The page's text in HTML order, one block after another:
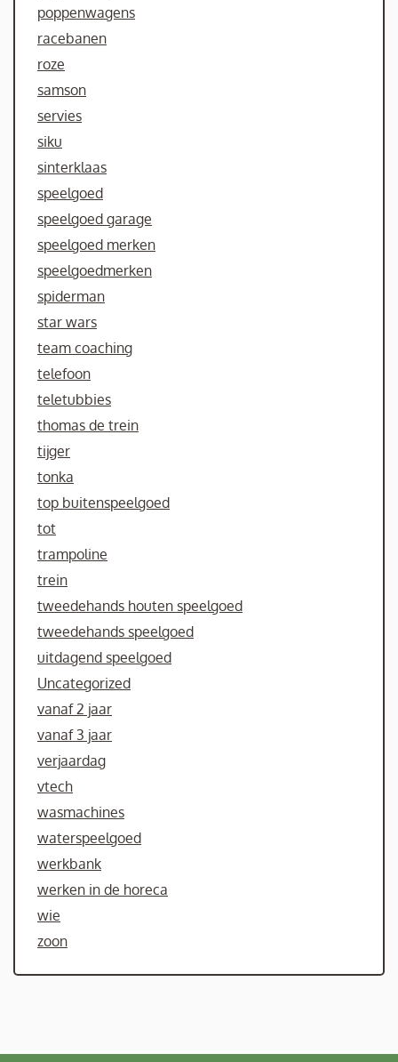
poppenwagens
racebanen
roze
samson
servies
siku
sinterklaas
speelgoed
speelgoed garage
speelgoed merken
speelgoedmerken
spiderman
star wars
team coaching
telefoon
teletubbies
thomas de trein
tijger
tonka
top buitenspeelgoed
tot
trampoline
trein
tweedehands houten speelgoed
tweedehands speelgoed
uitdagend speelgoed
Uncategorized
vanaf 2 jaar
vanaf 3 jaar
verjaardag
vtech
wasmachines
waterspeelgoed
werkbank
werken in de horeca
wie
zoon